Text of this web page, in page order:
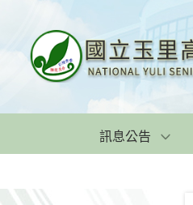
訊息公告